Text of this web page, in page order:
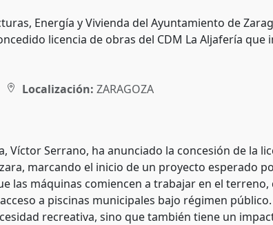
Energía y Vivienda del Ayuntamiento de
licencia de obras del CDM La Aljafería que
Localización: ZARAGOZA
Víctor Serrano, ha anunciado la concesión de la
marcando el inicio de un proyecto esperado
las máquinas comiencen a trabajar en el
a piscinas municipales bajo régimen
recreativa, sino que también tiene un